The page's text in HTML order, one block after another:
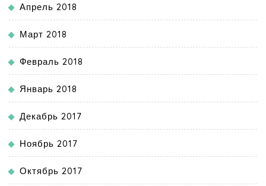
Апрель 2018
Март 2018
Февраль 2018
Январь 2018
Декабрь 2017
Ноябрь 2017
Октябрь 2017